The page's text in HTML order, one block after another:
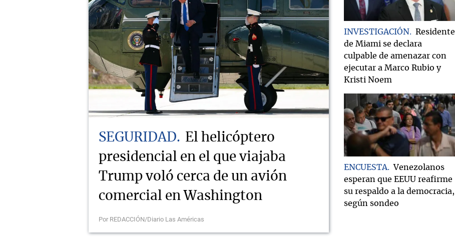
SEGURIDAD
El helicóptero
presidencial en el que viajaba
Trump voló cerca de un avión
comercial en Washington
Por REDACCIÓN/Diario Las Américas
INVESTIGACIÓN
Residente
de Miami se declara
culpable de amenazar con
ejecutar a Marco Rubio y
Kristi Noem
ENCUESTA
Venezolanos
esperan que EEUU reafirme
su respaldo a la democracia,
según sondeo